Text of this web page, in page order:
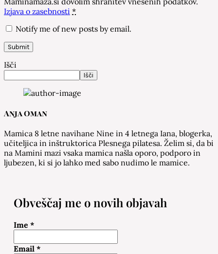
Izjava o zasebnosti *
Notify me of new posts by email.
Išči
Išči
Anja Oman
Mamica 8 letne navihane Nine in 4 letnega Iana, blogerka,
učiteljica in inštruktorica Plesnega pilatesa. Želim si, da bi
na Mamini mazi vsaka mamica našla oporo, podporo in
ljubezen, ki si jo lahko med sabo nudimo le mamice.
Obveščaj me o novih objavah
Ime *
Email *